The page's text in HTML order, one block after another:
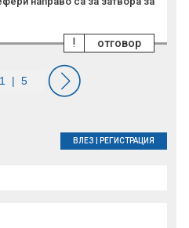
отговор
!
ВЛЕЗ РЕГИСТРАЦИЯ